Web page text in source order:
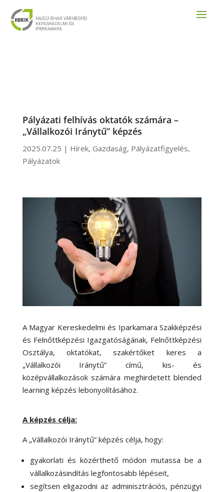
Pályázati felhívás oktatók számára –
„Vállalkozói Iránytű” képzés
2025.07.25 | Hírek, Gazdaság, Pályázatfigyelés,
Pályázatok
A Magyar Kereskedelmi és Iparkamara Szakképzési
és Felnőttképzési Igazgatóságának, Felnőttképzési
Osztálya, oktatókat, szakértőket keres a
„Vállalkozói Iránytű” című, kis- és
középvállalkozások számára meghirdetett blended
learning képzés lebonyolításához.
A képzés célja:
A „Vállalkozói Iránytű” képzés célja, hogy:
gyakorlati és közérthető módon mutassa be a
vállalkozásindítás legfontosabb lépéseit,
segítsen eligazodni az adminisztrációs, pénzügyi